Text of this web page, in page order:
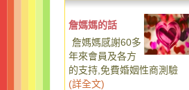
詹媽媽的話
詹媽媽感謝60多
年來會員及各方
的支持,免費婚姻性商測驗
(詳全文)